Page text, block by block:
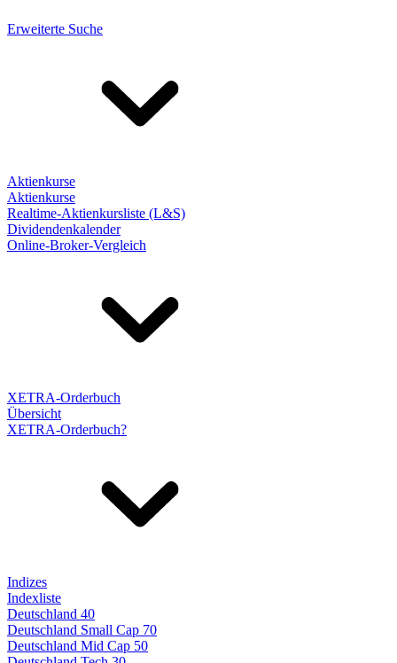
Erweiterte Suche
Aktienkurse
Aktienkurse
Realtime-Aktienkursliste (L&S)
Dividendenkalender
Online-Broker-Vergleich
XETRA-Orderbuch
Übersicht
XETRA-Orderbuch?
Indizes
Indexliste
Deutschland 40
Deutschland Small Cap 70
Deutschland Mid Cap 50